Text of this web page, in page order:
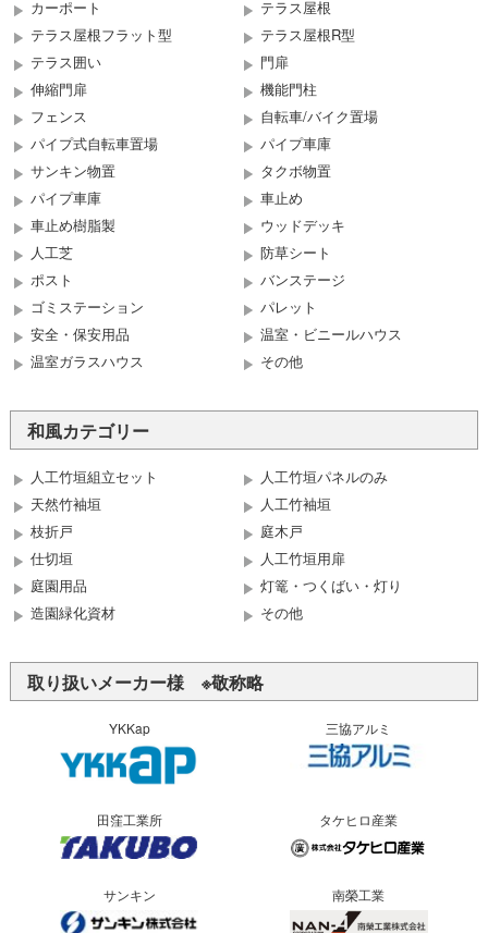
カーポート
テラス屋根
テラス屋根フラット型
テラス屋根R型
テラス囲い
門扉
伸縮門扉
機能門柱
フェンス
自転車/バイク置場
パイプ式自転車置場
パイプ車庫
サンキン物置
タクボ物置
パイプ車庫
車止め
車止め樹脂製
ウッドデッキ
人工芝
防草シート
ポスト
バンステージ
ゴミステーション
パレット
安全・保安用品
温室・ビニールハウス
温室ガラスハウス
その他
和風カテゴリー
人工竹垣組立セット
人工竹垣パネルのみ
天然竹袖垣
人工竹袖垣
枝折戸
庭木戸
仕切垣
人工竹垣用扉
庭園用品
灯篭・つくばい・灯り
造園緑化資材
その他
取り扱いメーカー様 ※敬称略
YKKap 三協アルミ
田窪工業所 タケヒロ産業
サンキン 南榮工業